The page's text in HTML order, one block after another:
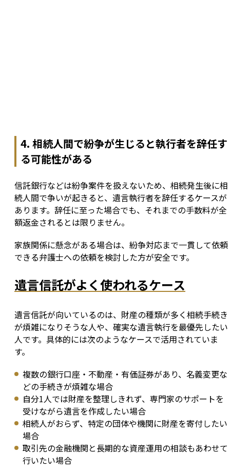
4. 相続人間で紛争が生じると執行者を辞任す
る可能性がある
信託銀行などは紛争案件を扱えないため、相続発生後に相
続人間で争いが起きると、遺言執行者を辞任するケースが
あります。辞任に至った場合でも、それまでの手数料が全
額返金されるとは限りません。
家族関係に懸念がある場合は、紛争対応まで一貫して依頼
できる弁護士への依頼を検討した方が安全です。
遺言信託がよく使われるケース
遺言信託が向いているのは、財産の種類が多く相続手続き
が煩雑になりそうな人や、確実な遺言執行を最優先したい
人です。具体的には次のようなケースで活用されていま
す。
複数の銀行口座・不動産・有価証券があり、名義変更な
どの手続きが煩雑な場合
自分1人では財産を整理しきれず、専門家のサポートを
受けながら遺言を作成したい場合
相続人がおらず、特定の団体や機関に財産を寄付したい
場合
取引先の金融機関と長期的な資産運用の相談もあわせて
行いたい場合